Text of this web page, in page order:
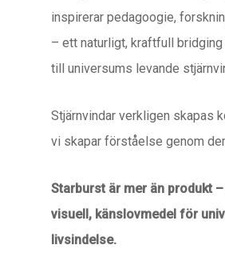
inspirerar pedagoogie,
– ett naturligt, kraftfull
till universums levande
Stjärnvindar verkligen skapas
vi skapar förståelse genom
Starburst är mer än produkt
visuell, känslovmedel för
livsindelse.